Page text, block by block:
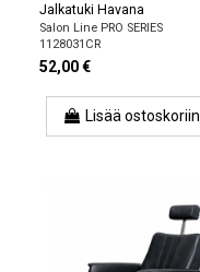
Jalkatuki Havana
Salon Line PRO SERIES
1128031CR
52,00 €
Lisää ostoskoriin